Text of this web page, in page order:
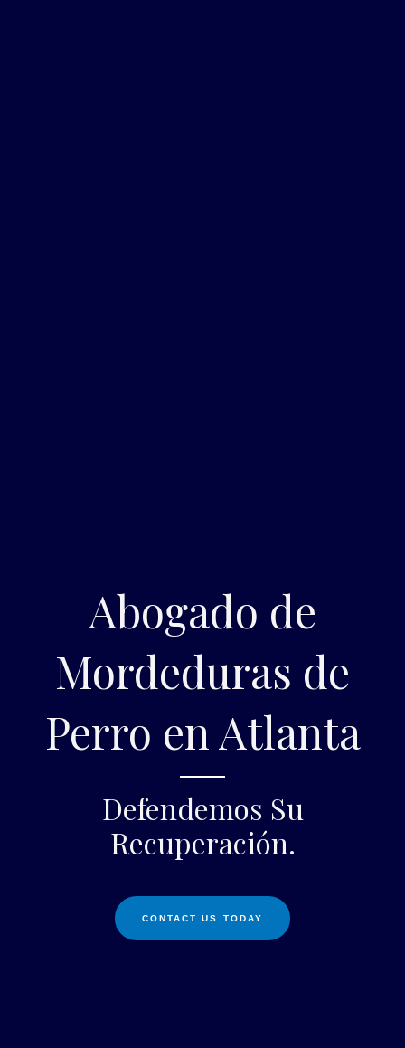
Abogado de
Mordeduras de
Perro en Atlanta
Defendemos Su
Recuperación.
CONTACT US TODAY